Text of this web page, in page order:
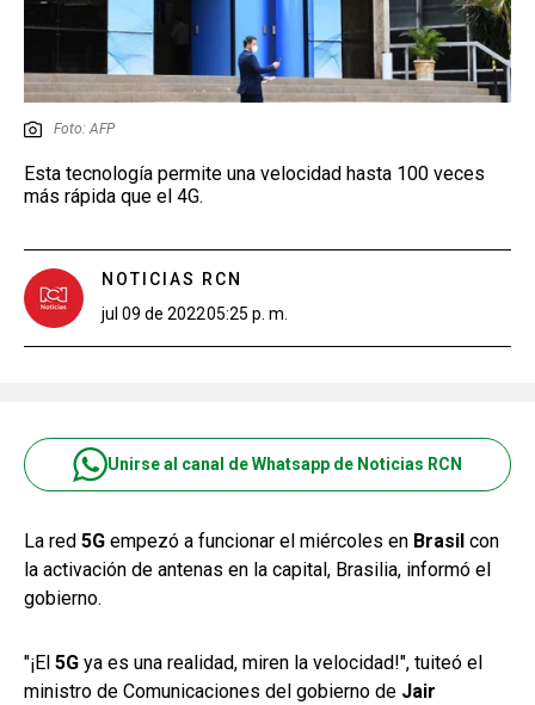
Foto: AFP
Esta tecnología permite una velocidad hasta 100 veces
más rápida que el 4G.
NOTICIAS RCN
jul 09 de 202205:25 p. m.
Unirse al canal de Whatsapp de Noticias RCN
La red 5G empezó a funcionar el miércoles en Brasil con
la activación de antenas en la capital, Brasilia, informó el
gobierno.
"¡El 5G ya es una realidad, miren la velocidad!", tuiteó el
ministro de Comunicaciones del gobierno de Jair